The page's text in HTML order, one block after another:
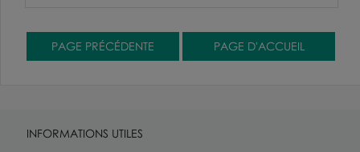
INFORMATIONS UTILES